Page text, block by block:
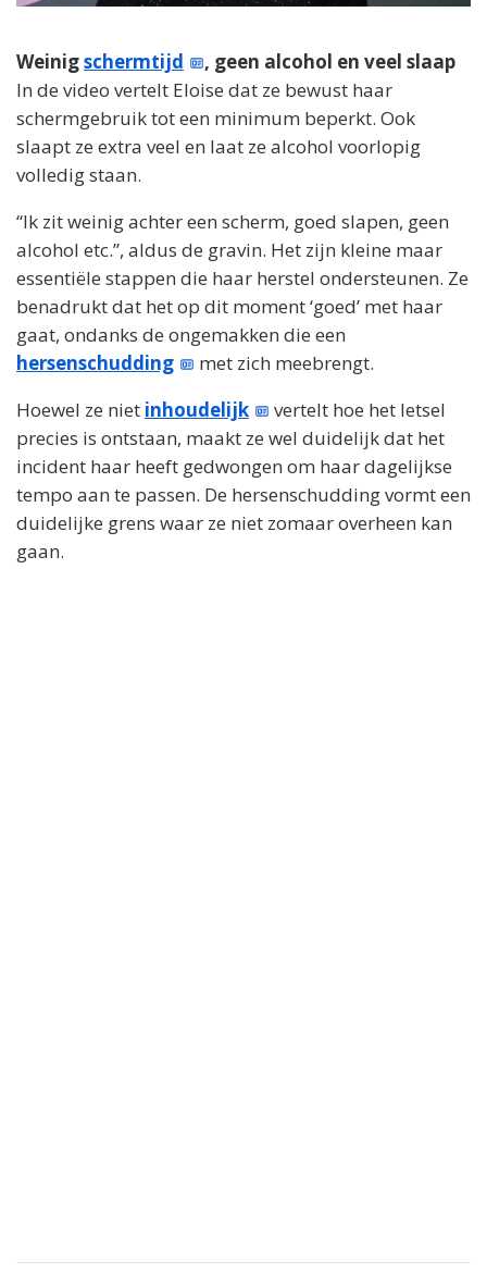
Weinigschermtijd
, geen alcohol en veel slaap
In de video vertelt Eloise dat ze bewust haar
schermgebruik tot een minimum beperkt. Ook
slaapt ze extra veel en laat ze alcohol voorlopig
volledig staan.
“Ik zit weinig achter een scherm, goed slapen, geen
alcohol etc.”, aldus de gravin. Het zijn kleine maar
essentiële stappen die haar herstel ondersteunen. Ze
benadrukt dat het op dit moment ‘goed’ met haar
gaat, ondanks de ongemakken die een
hersenschudding
met zich meebrengt.
Hoewel ze niet inhoudelijk
vertelt hoe het letsel
precies is ontstaan, maakt ze wel duidelijk dat het
incident haar heeft gedwongen om haar dagelijkse
tempo aan te passen. De hersenschudding vormt een
duidelijke grens waar ze niet zomaar overheen kan
gaan.